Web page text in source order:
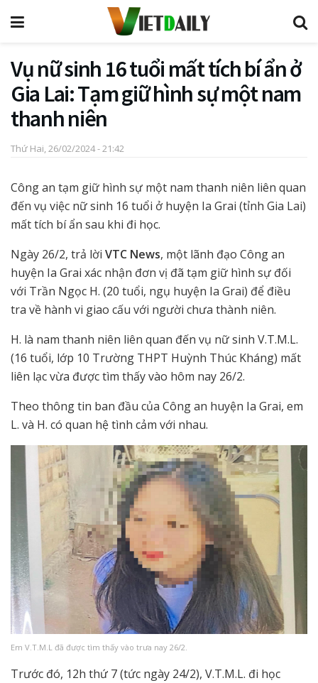
Vụ nữ sinh 16 tuổi mất tích bí ẩn ở
Gia Lai: Tạm giữ hình sự một nam
thanh niên
Thứ Hai, 26/02/2024 - 21:42
Công an tạm giữ hình sự một nam thanh niên liên quan
đến vụ việc nữ sinh 16 tuổi ở huyện Ia Grai (tỉnh Gia Lai)
mất tích bí ẩn sau khi đi học.
Ngày 26/2, trả lời VTC News, một lãnh đạo Công an
huyện Ia Grai xác nhận đơn vị đã tạm giữ hình sự đối
với Trần Ngọc H. (20 tuổi, ngụ huyện Ia Grai) để điều
tra về hành vi giao cấu với người chưa thành niên.
H. là nam thanh niên liên quan đến vụ nữ sinh V.T.M.L.
(16 tuổi, lớp 10 Trường THPT Huỳnh Thúc Kháng) mất
liên lạc vừa được tìm thấy vào hôm nay 26/2.
Theo thông tin ban đầu của Công an huyện Ia Grai, em
L. và H. có quan hệ tình cảm với nhau.
Em V.T.M.L đã được tìm thấy vào trưa nay 26/2.
Trước đó, 12h thứ 7 (tức ngày 24/2), V.T.M.L. đi học